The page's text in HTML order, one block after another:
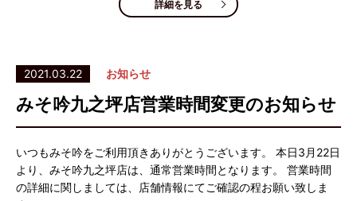
詳細を見る
2021.03.22 お知らせ
みそ吟九之坪店営業時間変更のお知らせ
いつもみそ吟をご利用頂きありがとうございます。 本日3月22日
より、みそ吟九之坪店は、通常営業時間となります。 営業時間
の詳細に関しましては、店舗情報にてご確認の程お願い致しま